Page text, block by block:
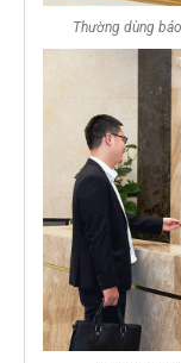
Thường dùng